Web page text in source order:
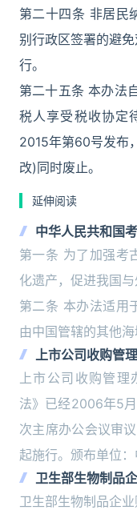
第二十四条 非居民
别行政区签署的避
行。
第二十五条 本办法
税人享受税收协定
2015年第60号发布
改)同时废止。
延伸阅读
中华人民共和国
第一条 为了加强考
化遗产，促进我国
第二条 本办法适用
由中国管辖的其他
上市公司收购管
上市公司收购管
法》已经2006年5
次主席办公会议审
起施行。颁布单位
卫生部生物制品
卫生部生物制品企